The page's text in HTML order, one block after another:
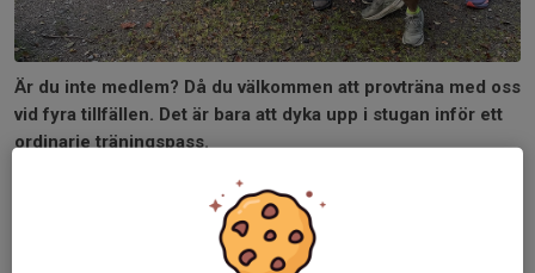
Är du inte medlem? Då du välkommen att provträna med oss
vid fyra tillfällen. Det är bara att dyka upp i stugan inför ett
ordinarie träningspass.
Du har en hel del att välja på:
Måndagar 18.00 intervaller basgrupper.
Tisdagar 18.00 intervaller snabbare grupper.